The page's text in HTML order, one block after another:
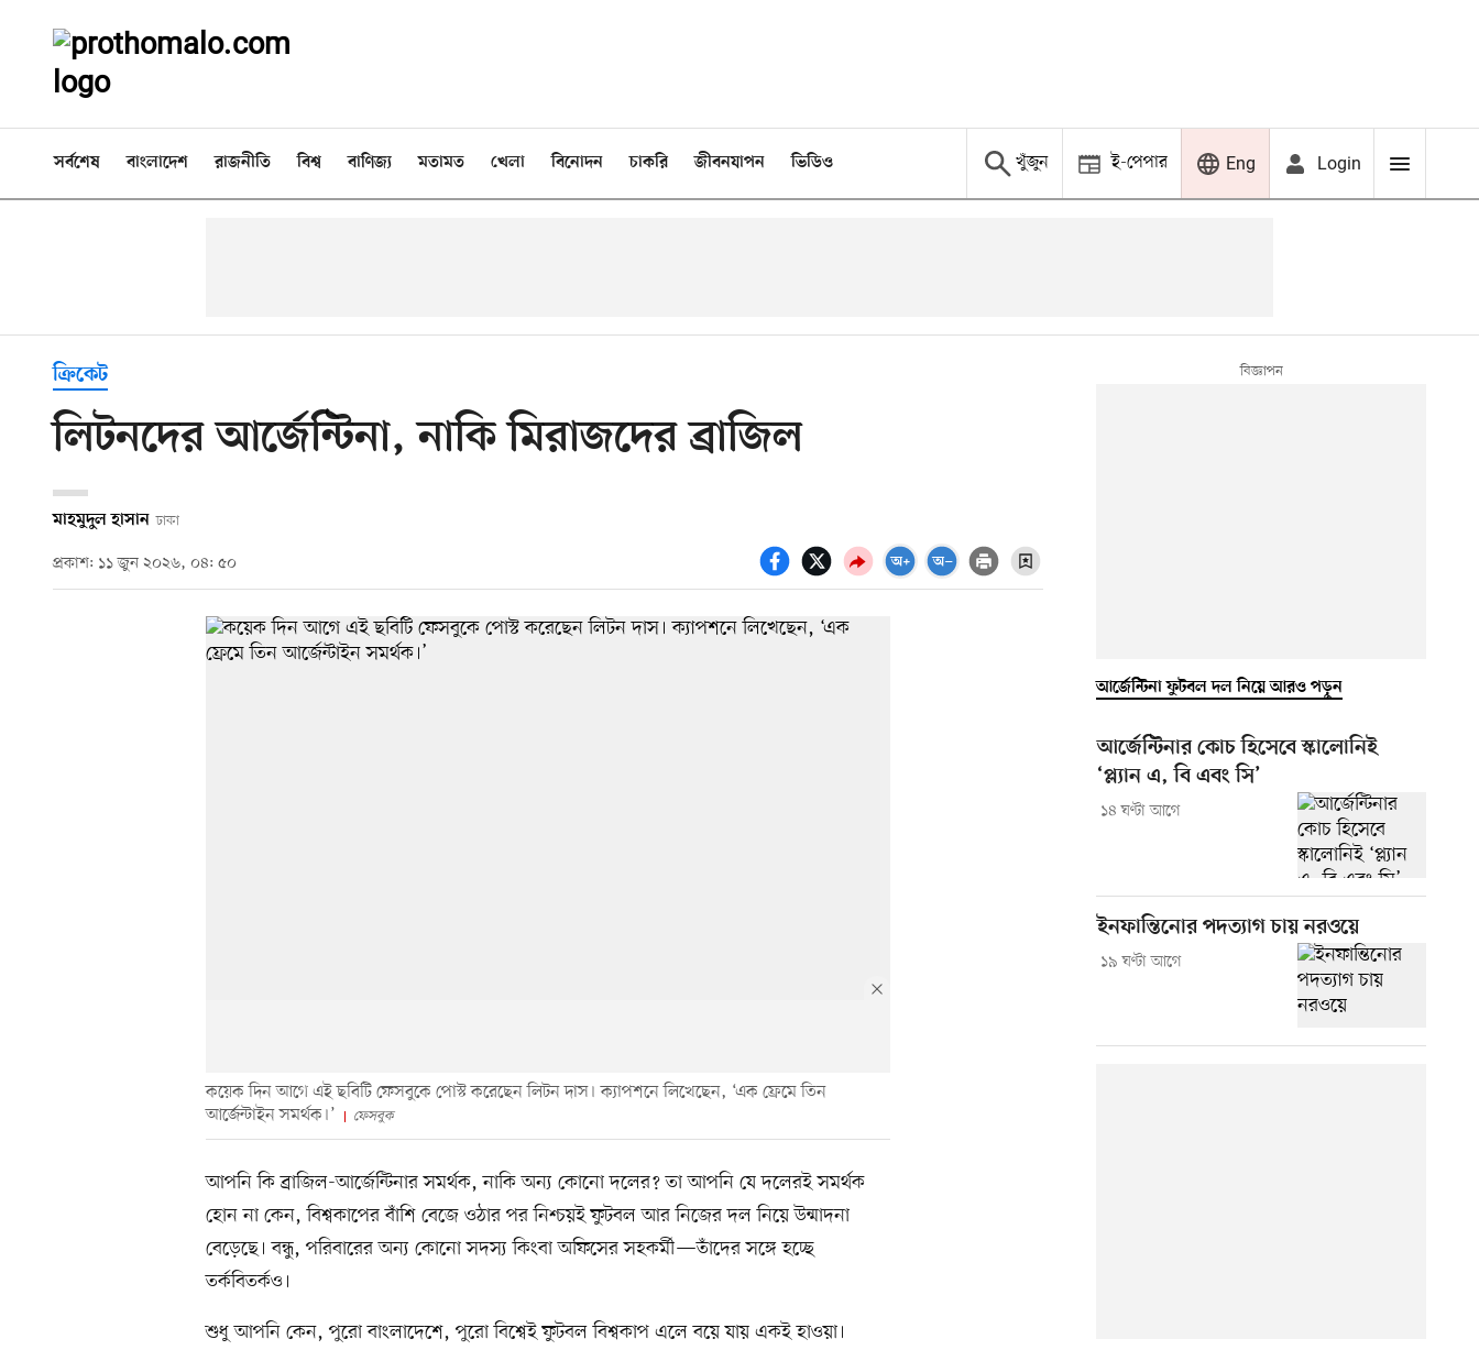
সর্বশেষ বাংলাদেশ রাজনীতি বিশ্ব বাণিজ্য মতামত খেলা বিনোদন চাকরি জীবনযাপন ভিডিও খুঁজুন ই-পেপার Eng Login
ক্রিকেট
লিটনদের আর্জেন্টিনা, নাকি মিরাজদের ব্রাজিল
মাহমুদুল হাসান ঢাকা
প্রকাশ: ১১ জুন ২০২৬, ০৪: ৫০
কয়েক দিন আগে এই ছবিটি ফেসবুকে পোস্ট করেছেন লিটন দাস। ক্যাপশনে লিখেছেন, ‘এক ফ্রেমে তিন
আর্জেন্টাইন সমর্থক।’
ফেসবুক
আপনি কি ব্রাজিল-আর্জেন্টিনার সমর্থক, নাকি অন্য কোনো দলের? তা আপনি যে দলেরই সমর্থক
হোন না কেন, বিশ্বকাপের বাঁশি বেজে ওঠার পর নিশ্চয়ই ফুটবল আর নিজের দল নিয়ে উন্মাদনা
বেড়েছে। বন্ধু, পরিবারের অন্য কোনো সদস্য কিংবা অফিসের সহকর্মী—তাঁদের সঙ্গে হচ্ছে
তর্কবিতর্কও।
শুধু আপনি কেন, পুরো বাংলাদেশে, পুরো বিশ্বেই ফুটবল বিশ্বকাপ এলে বয়ে যায় একই হাওয়া।
আর্জেন্টিনা ফুটবল দল নিয়ে আরও পড়ুন
আর্জেন্টিনার কোচ হিসেবে স্কালোনিই
‘প্ল্যান এ, বি এবং সি’
১৪ ঘণ্টা আগে
ইনফান্তিনোর পদত্যাগ চায় নরওয়ে
১৯ ঘণ্টা আগে